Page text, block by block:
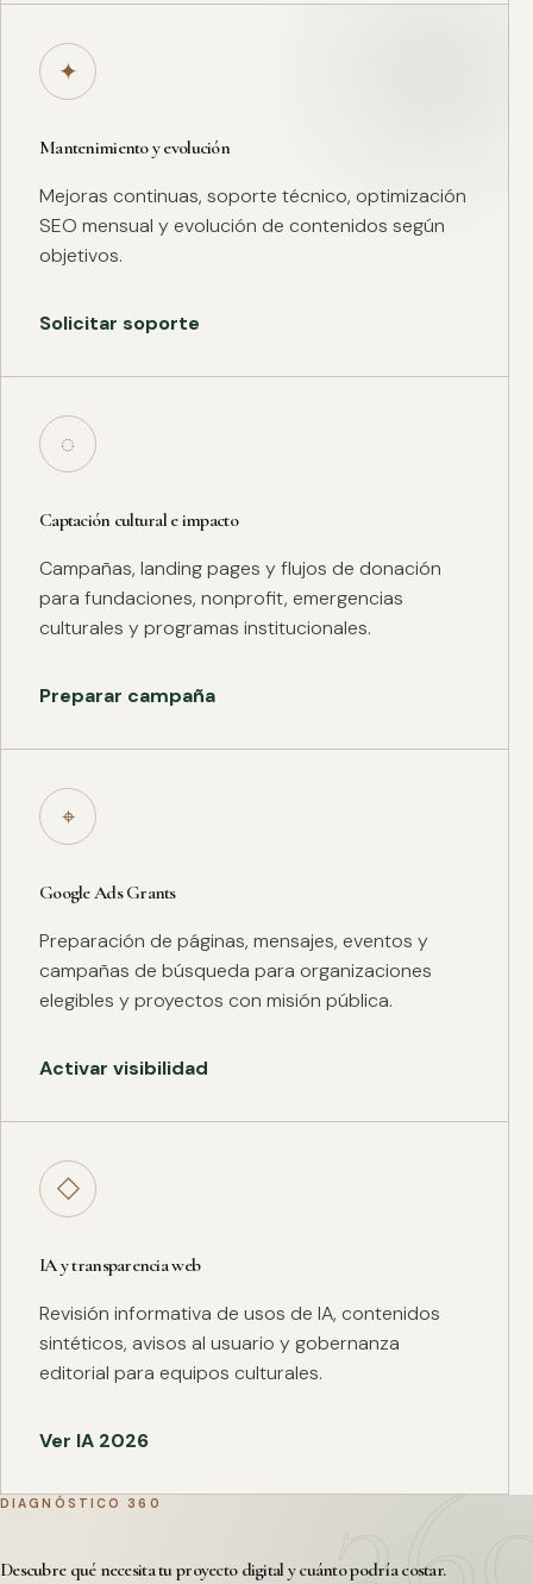
✦
Mantenimiento y evolución
Mejoras continuas, soporte técnico, optimización
SEO mensual y evolución de contenidos según
objetivos.
Solicitar soporte
◌
Captación cultural e impacto
Campañas, landing pages y flujos de donación
para fundaciones, nonprofit, emergencias
culturales y programas institucionales.
Preparar campaña
⌖
Google Ads Grants
Preparación de páginas, mensajes, eventos y
campañas de búsqueda para organizaciones
elegibles y proyectos con misión pública.
Activar visibilidad
◇
IA y transparencia web
Revisión informativa de usos de IA, contenidos
sintéticos, avisos al usuario y gobernanza
editorial para equipos culturales.
Ver IA 2026
DIAGNÓSTICO 360
Descubre qué necesita tu proyecto digital y cuánto podría costar.